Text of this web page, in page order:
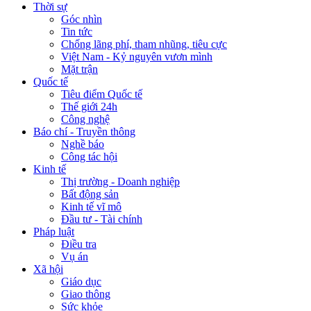
Thời sự
Góc nhìn
Tin tức
Chống lãng phí, tham nhũng, tiêu cực
Việt Nam - Kỷ nguyên vươn mình
Mặt trận
Quốc tế
Tiêu điểm Quốc tế
Thế giới 24h
Công nghệ
Báo chí - Truyền thông
Nghề báo
Công tác hội
Kinh tế
Thị trường - Doanh nghiệp
Bất động sản
Kinh tế vĩ mô
Đầu tư - Tài chính
Pháp luật
Điều tra
Vụ án
Xã hội
Giáo dục
Giao thông
Sức khỏe